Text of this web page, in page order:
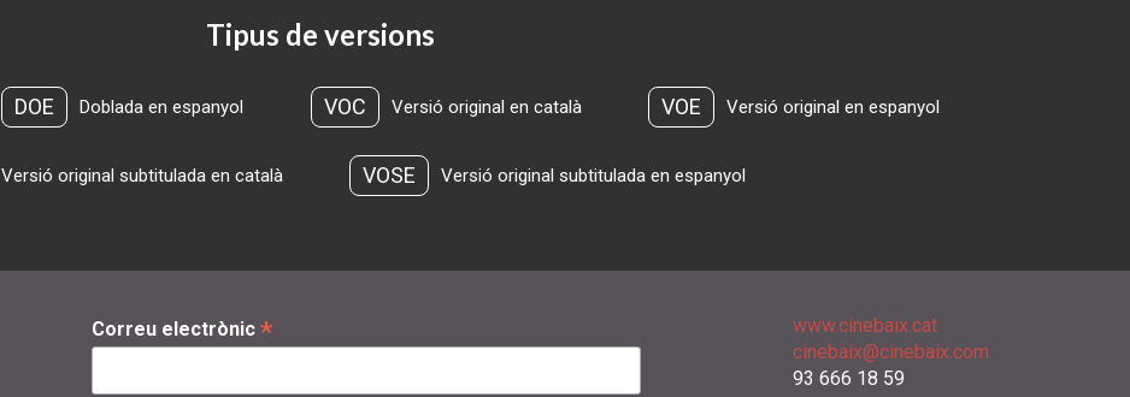
Tipus de versions
DOE Doblada en espanyol VOC Versió original en català VOE Versió original en espanyol
Versió original subtitulada en català VOSE Versió original subtitulada en espanyol
Correu electrònic *
www.cinebaix.cat
cinebaix@cinebaix.com
93 666 18 59